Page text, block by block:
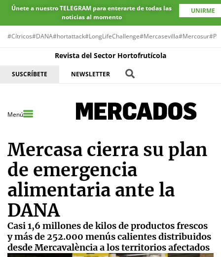
Únete a nuestro TELEGRAM para enterarte de todas las
noticias al momento
UNIRME
#Cítricos#DANA#hortattack#LongLifeChallenge#Mercasevilla#Mercosur
Revista del Sector Hortofrutícola
SUSCRÍBETE NEWSLETTER
Menú
Mercasa cierra su plan
de emergencia
alimentaria ante la
DANA
Casi 1,6 millones de kilos de productos frescos
y más de 252.000 menús calientes distribuidos
desde Mercavalència a los territorios afectados